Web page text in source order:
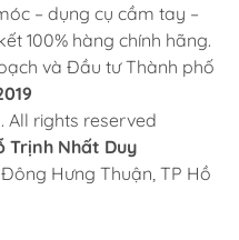
– dụng cụ cầm tay –
100% hàng chính hãng.
và Đầu tư Thành phố
. All rights reserved
Trịnh Nhất Duy
Hưng Thuận, TP Hồ